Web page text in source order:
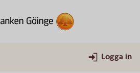
Logga in